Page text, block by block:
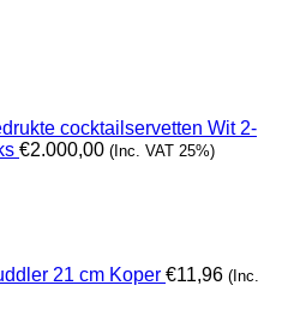
cocktailservetten Wit 2-
€2.000,00 (Inc. VAT 25%)
21 cm Koper €11,96 (Inc.